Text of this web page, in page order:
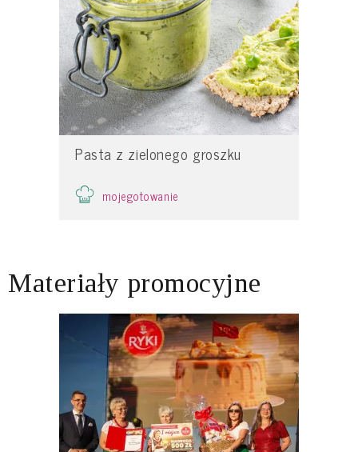
Pasta z zielonego groszku
mojegotowanie
Materiały promocyjne